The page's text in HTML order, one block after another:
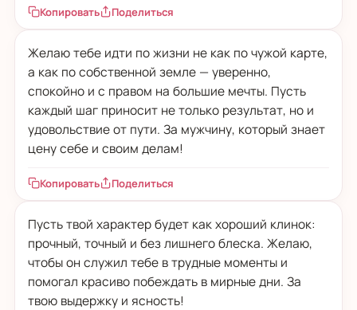
Копировать Поделиться
Желаю тебе идти по жизни не как по чужой карте,
а как по собственной земле — уверенно,
спокойно и с правом на большие мечты. Пусть
каждый шаг приносит не только результат, но и
удовольствие от пути. За мужчину, который знает
цену себе и своим делам!
Копировать Поделиться
Пусть твой характер будет как хороший клинок:
прочный, точный и без лишнего блеска. Желаю,
чтобы он служил тебе в трудные моменты и
помогал красиво побеждать в мирные дни. За
твою выдержку и ясность!